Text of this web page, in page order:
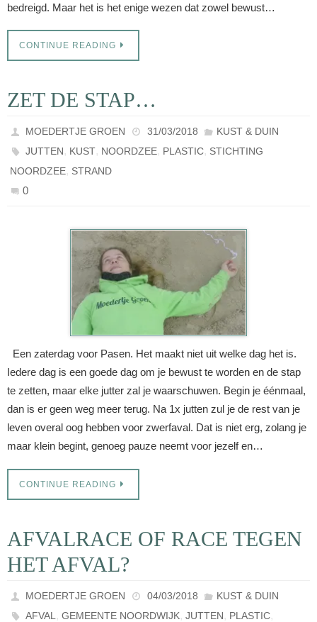
bedreigd. Maar het is het enige wezen dat zowel bewust…
CONTINUE READING
ZET DE STAP…
MOEDERTJE GROEN 31/03/2018
KUST & DUIN
JUTTEN, KUST, NOORDZEE, PLASTIC, STICHTING
NOORDZEE, STRAND
0
Een zaterdag voor Pasen. Het maakt niet uit welke dag het is.
Iedere dag is een goede dag om je bewust te worden en de stap
te zetten, maar elke jutter zal je waarschuwen. Begin je éénmaal,
dan is er geen weg meer terug. Na 1x jutten zul je de rest van je
leven overal oog hebben voor zwerfaval. Dat is niet erg, zolang je
maar klein begint, genoeg pauze neemt voor jezelf en…
CONTINUE READING
AFVALRACE OF RACE TEGEN
HET AFVAL?
MOEDERTJE GROEN 04/03/2018
KUST & DUIN
AFVAL ,GEMEENTE NOORDWIJK,JUTTEN, PLASTIC,